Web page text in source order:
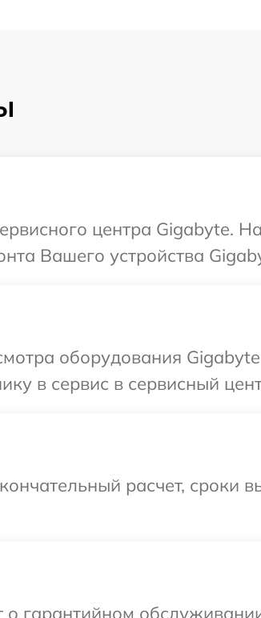
центра Gigabyte.
Вашего устройства
оборудования
в сервис в сервисный
расчет, сроки
гарантийном